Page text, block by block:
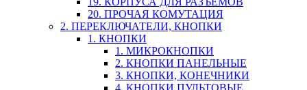
20. ПРОЧАЯ КОМУТАЦИЯ
2. ПЕРЕКЛЮЧАТЕЛИ, КНОПКИ
1. КНОПКИ
1. МИКРОКНОПКИ
2. КНОПКИ ПАНЕЛЬНЫЕ
3. КНОПКИ, КОНЕЧНИКИ
4. КНОПКИ ПУЛЬТОВЫЕ